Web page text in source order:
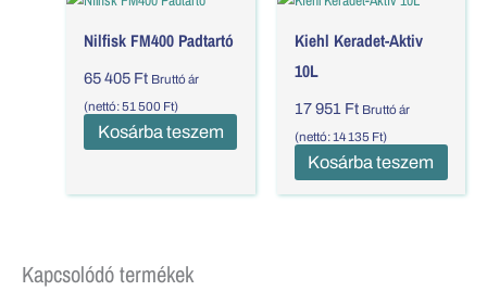
Nilfisk FM400 Padtartó
65 405 Ft Bruttó ár
(nettó:51 500 Ft)
Kosárba teszem
Kiehl Keradet-Aktiv
10L
17 951 Ft Bruttó ár
(nettó:14 135 Ft)
Kosárba teszem
Kapcsolódó termékek